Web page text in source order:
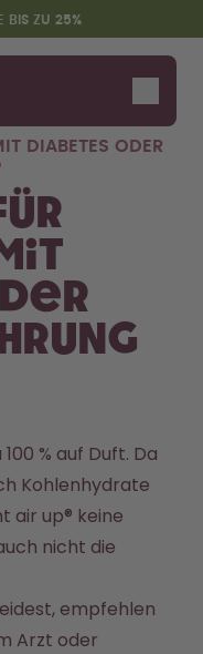
BIS ZU 25%
Design Edition:
createdbygabe × air up®
DIABETES ODER
% auf Duft. Da
Kohlenhydrate
air up® keine
nicht die
empfehlen
Arzt oder